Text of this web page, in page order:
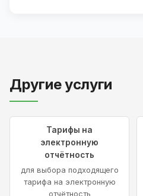
Другие услуги
Тарифы на
электронную
отчётность
для выбора подходящего
тарифа на электронную
отчётность